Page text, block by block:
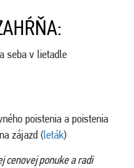
seba v lietadle
poistenia a poistenia
zájazd (leták)
cenovej ponuke a radi